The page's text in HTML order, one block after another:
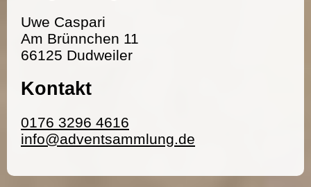
Uwe Caspari
Am Brünnchen 11
66125 Dudweiler
Kontakt
0176 3296 4616
info@adventsammlung.de